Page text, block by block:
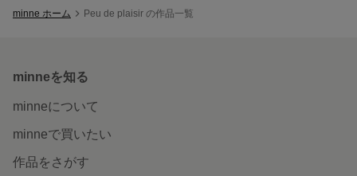
minne ホーム Peu de plaisir の作品一覧
minneを知る
minneについて
minneで買いたい
作品をさがす